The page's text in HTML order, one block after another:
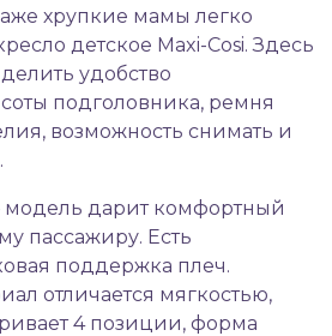
хрупкие мамы легко
детское Maxi-Cosi. Здесь
удобство
подголовника, ремня
возможность снимать и
дарит комфортный
пассажиру. Есть
поддержка плеч.
отличается мягкостью,
4 позиции, форма